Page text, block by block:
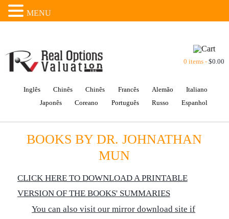
0 items -$0.00
Inglês Chinês Chinês Francês Alemão
Italiano
Japonês
Coreano Português Russo Espanhol
BOOKS BY DR. JOHNATHAN
MUN
CLICK HERE TO DOWNLOAD A PRINTABLE
VERSION OF THE BOOKS' SUMMARIES
You can also visit our mirror download site if
MENU